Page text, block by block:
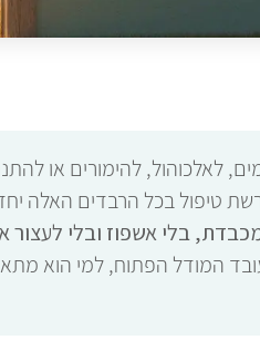
לאלכוהול, להימורים או
טיפול בכל הרבדים האלה
בלי אשפוז ובלי לעצור
המודל הפתוח, למי הוא